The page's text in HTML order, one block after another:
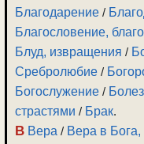
Благодарение /
Благословение,
Блуд, извращения /
Сребролюбие /
Богослужение /
страстями / Брак.
В Вера / Вера в Бога,